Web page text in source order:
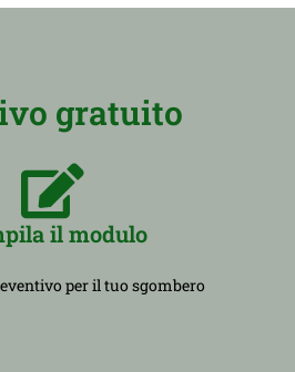
gratuito
il modulo
per il tuo sgombero